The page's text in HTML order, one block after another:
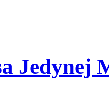
Jedynej